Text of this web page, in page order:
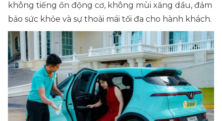
không tiếng ồn động cơ, không mùi xăng dầu, đảm
bảo sức khỏe và sự thoải mái tối đa cho hành khách.